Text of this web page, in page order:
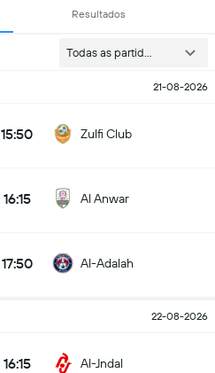
Resultados
Todas as partidas
21-08-2026
15:50 Zulfi Club
16:15 Al Anwar
17:50 Al-Adalah
22-08-2026
16:15 Al-Jndal